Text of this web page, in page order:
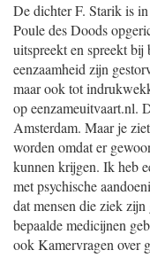
De dichter F. Starik is
Poule des Doods
uitspreekt en spreekt bij
eenzaamheid zijn
maar ook tot
op eenzameuitvaart.nl.
Amsterdam. Maar je
worden omdat er
kunnen krijgen. Ik heb
met psychische
dat mensen die ziek
bepaalde medicijnen
ook Kamervragen over